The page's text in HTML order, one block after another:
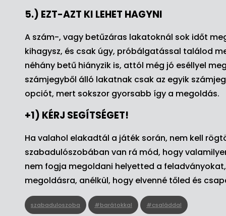
5.) EZT-AZT KI LEHET HAGYNI
A szám-, vagy betűzáras lakatoknál sok időt
kihagysz, és csak úgy, próbálgatással találod
néhány betű hiányzik is, attól még jó eséllyel
számjegyből álló lakatnak csak az egyik
opciót, mert sokszor gyorsabb így a megoldás.
+1) KÉRJ SEGÍTSÉGET!
Ha valahol elakadtál a játék során, nem kell
szabadulószobában van rá mód, hogy
nem fogja megoldani helyetted a
megoldásra, anélkül, hogy elvenné tőled és
szabaduloszoba #barátokkal #családdal